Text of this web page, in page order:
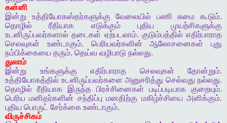
கன்னி
இன்று
உத்தியோகஸ்தர்களுக்கு வேலையில் பணி சுமை கூடும்.
தொழில்
ரீதியாக எடுக்கும் புதிய
முயற்சிகளுக்கு
உடனிருப்பவர்களால் தடைகள் ஏற்படலாம். குடும்பத்தில் எதிர்பாராத
செலவுகள்
உண்டாகும். பெரியவர்களின் ஆலோசனைகள்
புது
நம்பிக்கையை தரும். தெய்வ வழிபாடு நல்லது.
துலாம்
இன்று
உங்களுக்கு எதிர்பாராத செலவுகள் தோன்றும்.
உத்தியோகத்தில் உடனிருப்பவர்களை அனுசரித்து செல்வது நல்லது.
தொழில்
ரீதியாக இருந்த பிரச்சினைகள் படிப்படியாக குறையும்.
பெரிய மனிதர்களின் சந்திப்பு மனதிற்கு மகிழ்ச்சியை அளிக்கும்.
புதிய பொருட் சேர்க்கை உண்டாகும்.
விருச்சிகம்